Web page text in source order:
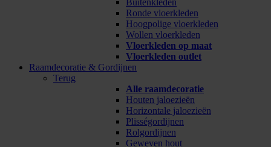
Buitenkleden
Ronde vloerkleden
Hoogpolige vloerkleden
Wollen vloerkleden
Vloerkleden op maat
Vloerkleden outlet
Raamdecoratie & Gordijnen
Terug
Alle raamdecoratie
Houten jaloezieën
Horizontale jaloezieën
Plisségordijnen
Rolgordijnen
Geweven hout